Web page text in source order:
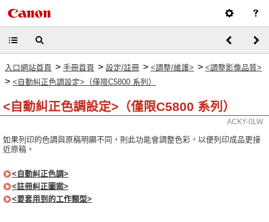
入口網站首頁 > 手冊首頁 > 設定/註冊 > <調整/維護> > <調整影像品質>
> <自動糾正色調設定>（僅限C5800 系列）
<自動糾正色調設定>（僅限C5800 系列）
ACKY-0LW
如果列印的色調與原稿明顯不同，則此功能會調整色彩，以便列印成品更接
近原稿。
<自動糾正色調>
<註冊糾正圖案>
<要套用到的工作類型>